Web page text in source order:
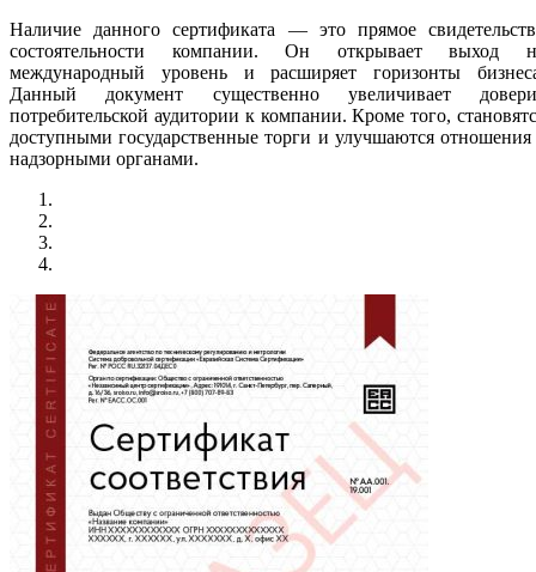
Наличие данного сертификата — это прямое
состоятельности компании. Он открывает выход
международный уровень и расширяет горизонты
Данный документ существенно увеличивает
потребительской аудитории к компании. Кроме того,
доступными государственные торги и улучшаются отношения
надзорными органами.